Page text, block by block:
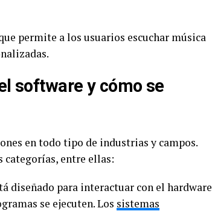
permite a los usuarios escuchar música
software y cómo se
en todo tipo de industrias y campos.
categorías, entre ellas:
diseñado para interactuar con el hardware
se ejecuten. Los sistemas